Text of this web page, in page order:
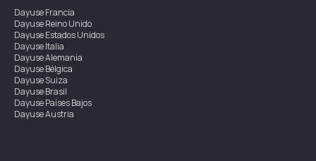
DayuseFrancia
DayuseReino Unido
DayuseEstados Unidos
DayuseItalia
DayuseAlemania
DayuseBélgica
DayuseSuiza
DayuseBrasil
DayusePaíses Bajos
DayuseAustria